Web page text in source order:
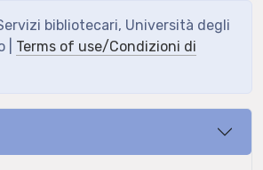
bibliotecari, Università degli
| Terms of use/Condizioni di